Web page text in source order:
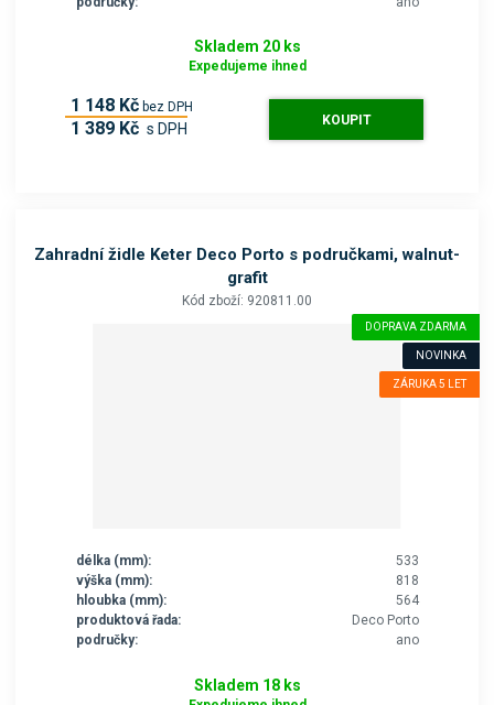
Skladem 20 ks
Expedujeme ihned
1 148 Kč bez DPH
1 389 Kč s DPH KOUPIT
Zahradní židle Keter Deco Porto s područkami, walnut-
grafit
Kód zboží: 920811.00
DOPRAVA ZDARMA
NOVINKA
ZÁRUKA 5 LET
délka (mm):
533
výška (mm):
818
hloubka (mm):
564
produktová řada:
Deco Porto
područky:
ano
Skladem 18 ks